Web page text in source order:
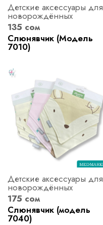
Детские аксессуары для
новорождённых
135 сом
Слюнявчик (Модель
7010)
Детские аксессуары для
новорождённых
175 сом
Слюнявчик (модель
7040)